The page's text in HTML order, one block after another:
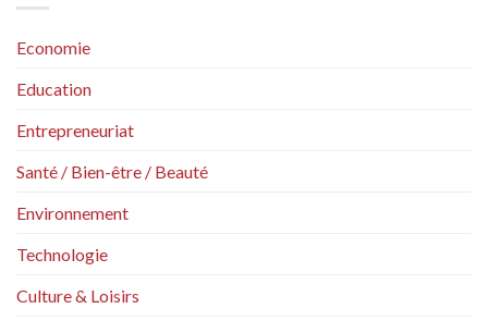
Economie
Education
Entrepreneuriat
Santé / Bien-être / Beauté
Environnement
Technologie
Culture & Loisirs